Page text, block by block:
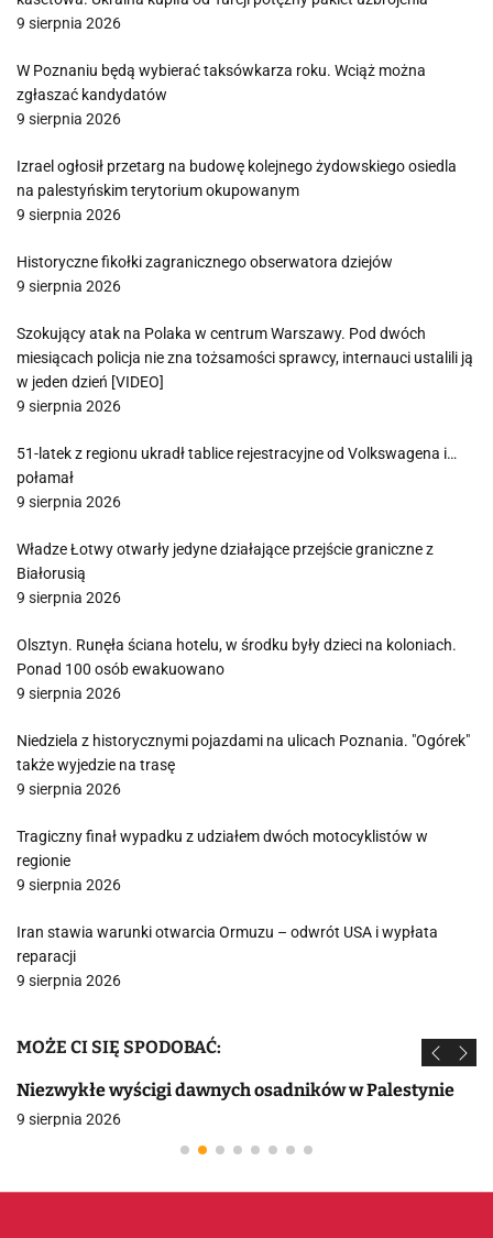
9 sierpnia 2026
W Poznaniu będą wybierać taksówkarza roku. Wciąż można
zgłaszać kandydatów
9 sierpnia 2026
Izrael ogłosił przetarg na budowę kolejnego żydowskiego osiedla
na palestyńskim terytorium okupowanym
9 sierpnia 2026
Historyczne fikołki zagranicznego obserwatora dziejów
9 sierpnia 2026
Szokujący atak na Polaka w centrum Warszawy. Pod dwóch
miesiącach policja nie zna tożsamości sprawcy, internauci ustalili ją
w jeden dzień [VIDEO]
9 sierpnia 2026
51-latek z regionu ukradł tablice rejestracyjne od Volkswagena i…
połamał
9 sierpnia 2026
Władze Łotwy otwarły jedyne działające przejście graniczne z
Białorusią
9 sierpnia 2026
Olsztyn. Runęła ściana hotelu, w środku były dzieci na koloniach.
Ponad 100 osób ewakuowano
9 sierpnia 2026
Niedziela z historycznymi pojazdami na ulicach Poznania. "Ogórek"
także wyjedzie na trasę
9 sierpnia 2026
Tragiczny finał wypadku z udziałem dwóch motocyklistów w
regionie
9 sierpnia 2026
Iran stawia warunki otwarcia Ormuzu – odwrót USA i wypłata
reparacji
9 sierpnia 2026
MOŻE CI SIĘ SPODOBAĆ:
Niezwykłe wyścigi dawnych osadników w Palestynie
9 sierpnia 2026